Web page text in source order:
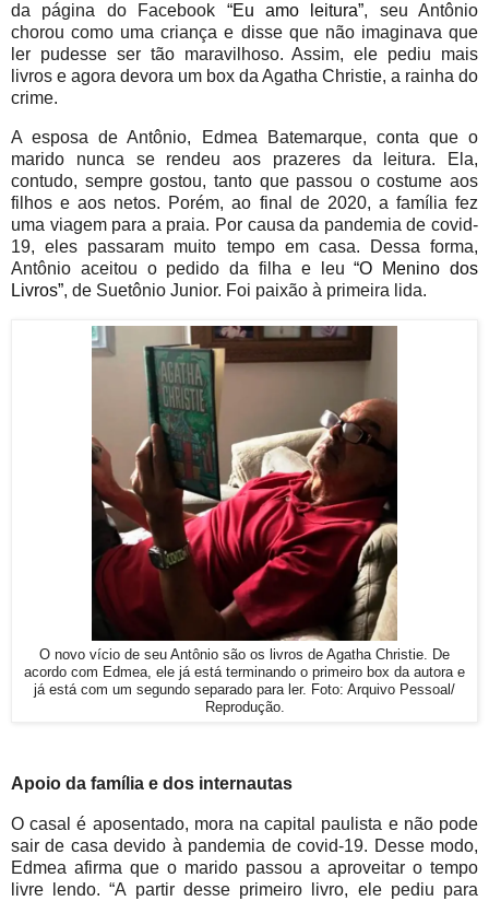
da página do Facebook “Eu amo leitura”, seu Antônio
chorou como uma criança e disse que não imaginava que
ler pudesse ser tão maravilhoso. Assim, ele pediu mais
livros e agora devora um box da Agatha Christie, a rainha do
crime.
A esposa de Antônio, Edmea Batemarque, conta que o
marido nunca se rendeu aos prazeres da leitura. Ela,
contudo, sempre gostou, tanto que passou o costume aos
filhos e aos netos. Porém, ao final de 2020, a família fez
uma viagem para a praia. Por causa da pandemia de covid-
19, eles passaram muito tempo em casa. Dessa forma,
Antônio aceitou o pedido da filha e leu“O Menino dos
Livros”, de Suetônio Junior. Foi paixão à primeira lida.
O novo vício de seu Antônio são os livros de Agatha Christie. De
acordo com Edmea, ele já está terminando o primeiro box da autora e
já está com um segundo separado para ler. Foto: Arquivo Pessoal/
Reprodução.
Apoio da família e dos internautas
O casal é aposentado, mora na capital paulista e não pode
sair de casa devido à pandemia de covid-19. Desse modo,
Edmea afirma que o marido passou a aproveitar o tempo
livre lendo. “A partir desse primeiro livro, ele pediu para